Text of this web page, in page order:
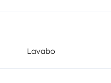
Lavabo
1,9 m